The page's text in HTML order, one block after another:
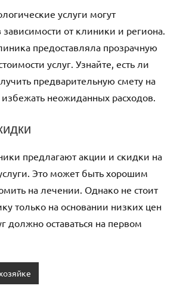
услуги могут
зависимости от клиники и региона.
предоставляла прозрачную
услуг. Узнайте, есть ли
предварительную смету на
неожиданных расходов.
предлагают акции и скидки на
Это может быть хорошим
на лечении. Однако не стоит
только на основании низких цен
должно оставаться на первом